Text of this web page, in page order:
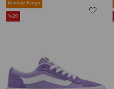
Ücretsiz Kargo
%20